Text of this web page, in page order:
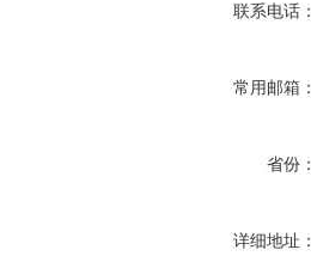
联系电话：
常用邮箱：
省份：
详细地址：